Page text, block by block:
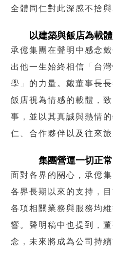
全體同仁對此深感不捨與
以建築與飯店為載
承億集團在聲明中感念
出他一生始終相信「台
學」的力量。戴董事長
飯店視為情感的載體，
事，並以其真誠與熱情
仁、合作夥伴以及往來旅
集團營運一切正
面對各界的關心，承億
各界長期以來的支持，
各項相關業務與服務均
響。聲明稿中也提到，
念，未來將成為公司持